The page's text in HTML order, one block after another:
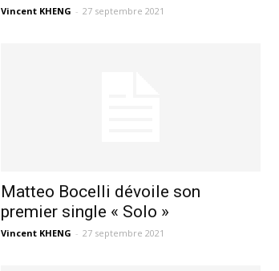
Vincent KHENG - 27 septembre 2021
Matteo Bocelli dévoile son
premier single « Solo »
Vincent KHENG - 27 septembre 2021